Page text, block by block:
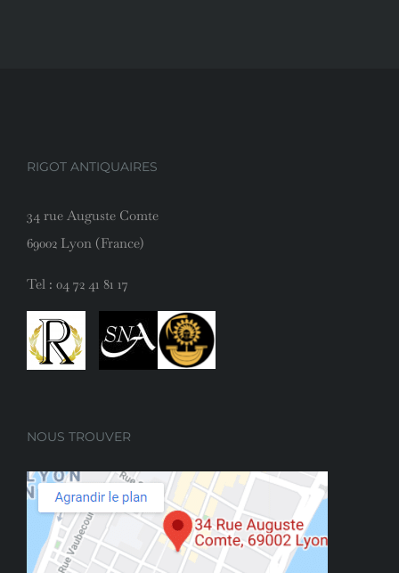
RIGOT ANTIQUAIRES
34 rue Auguste Comte
69002 Lyon (France)
Tel : 04 72 41 81 17
NOUS TROUVER